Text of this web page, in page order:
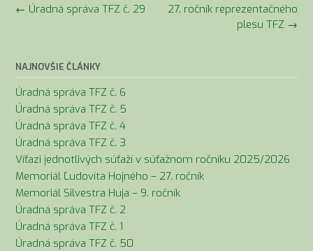
Navigácia
27. ročník reprezentačného
plesu TFZ →
← Úradná správa TFZ č. 29
NAJNOVŠIE ČLÁNKY
Úradná správa TFZ č. 6
Úradná správa TFZ č. 5
Úradná správa TFZ č. 4
Úradná správa TFZ č. 3
Víťazi jednotlivých súťaží v súťažnom ročníku 2025/2026
Memoriál Ľudovíta Hojného – 27. ročník
Memoriál Silvestra Huja – 9. ročník
Úradná správa TFZ č. 2
Úradná správa TFZ č. 1
Úradná správa TFZ č. 50